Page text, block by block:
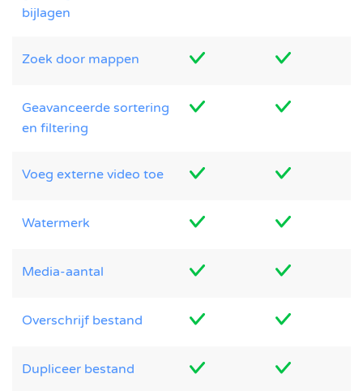
bijlagen
Zoek door mappen
Geavanceerde sortering
en filtering
Voeg externe video toe
Watermerk
Media-aantal
Overschrijf bestand
Dupliceer bestand